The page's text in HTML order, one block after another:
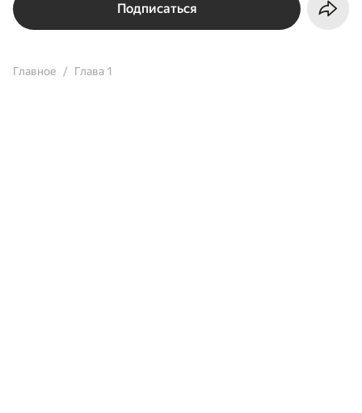
Подписаться
Главное Глава 1